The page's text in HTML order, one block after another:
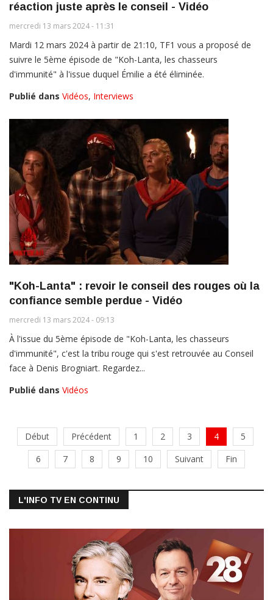
réaction juste après le conseil - Vidéo
mercredi 13 mars 2024 - 11:31
Mardi 12 mars 2024 à partir de 21:10, TF1 vous a proposé de
suivre le 5ème épisode de "Koh-Lanta, les chasseurs
d'immunité" à l'issue duquel Émilie a été éliminée.
Publié dans Vidéos, Interviews
"Koh-Lanta" : revoir le conseil des rouges où la
confiance semble perdue - Vidéo
mercredi 13 mars 2024 - 09:13
À l'issue du 5ème épisode de "Koh-Lanta, les chasseurs
d'immunité", c'est la tribu rouge qui s'est retrouvée au Conseil
face à Denis Brogniart. Regardez...
Publié dans Vidéos
Début Précédent 1 2 3 4
5
6
7 8 9 10 Suivant Fin
L'INFO TV EN CONTINU